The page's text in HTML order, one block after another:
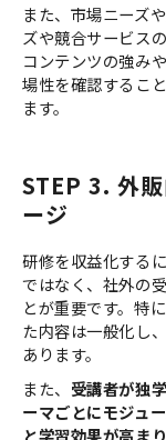
また、市場ニーズ
ズや競合サービス
コンテンツの強み
場性を確認するこ
ます。
STEP 3. 外
ージ
研修を収益化する
ではなく、社外の
とが重要です。特
た内容は一般化し
あります。
また、 受講者が独
ーマごとにモジュ
と学習効果が高まり